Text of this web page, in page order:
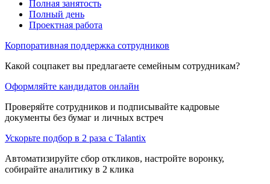
Полная занятость
Полный день
Проектная работа
Корпоративная поддержка сотрудников
Какой соцпакет вы предлагаете семейным сотрудникам?
Оформляйте кандидатов онлайн
Проверяйте сотрудников и подписывайте кадровые
документы без бумаг и личных встреч
Ускорьте подбор в 2 раза с Talantix
Автоматизируйте сбор откликов, настройте воронку,
собирайте аналитику в 2 клика